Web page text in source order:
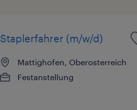
Staplerfahrer (m/w/d)
Mattighofen, Oberosterreich
Festanstellung